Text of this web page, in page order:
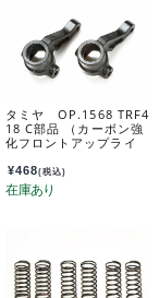
タミヤ OP.1568 TRF4
18 C部品 （カーボン強
化フロントアップライ
¥468(税込)